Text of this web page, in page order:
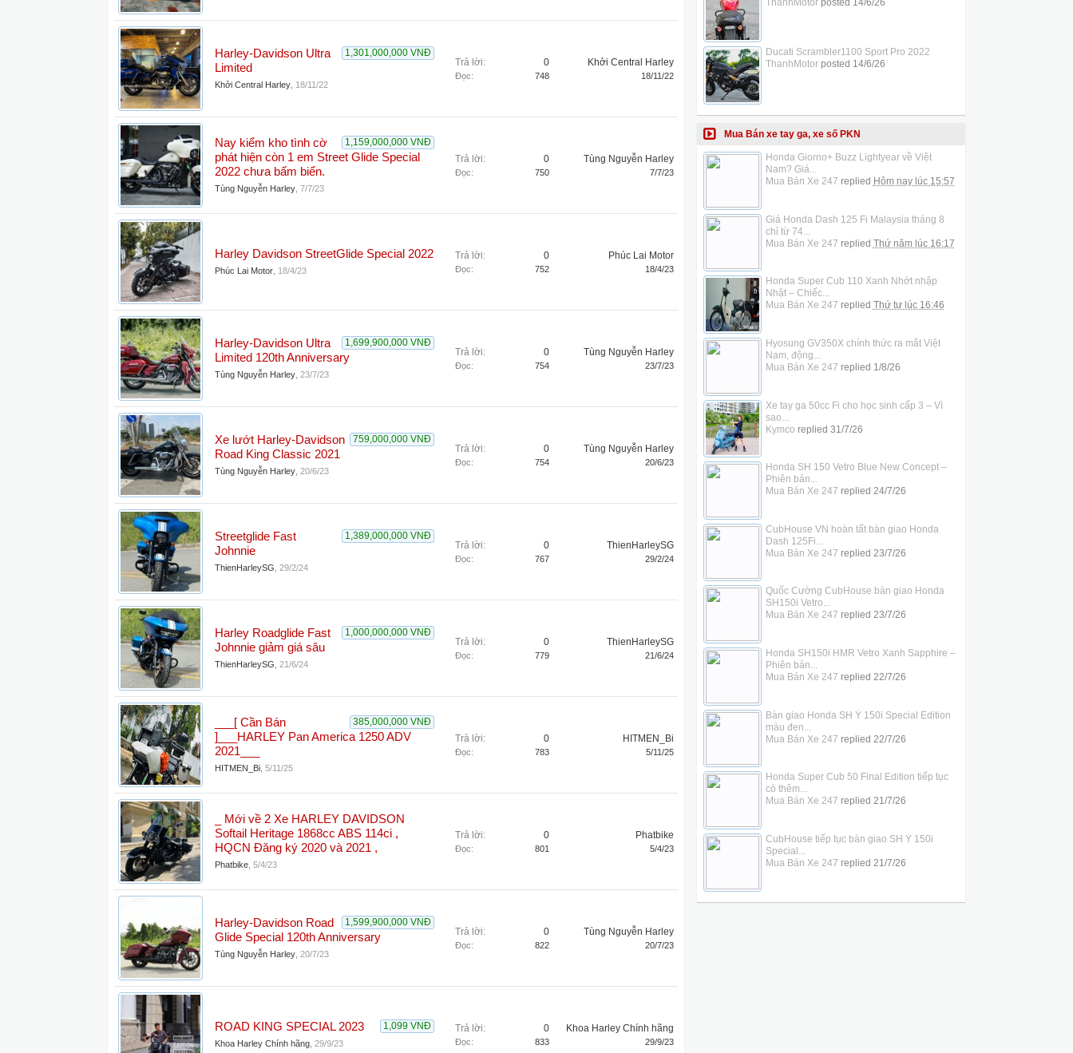
1,301,000,000 VNĐ
Harley-Davidson Ultra
Limited
Khởi Central Harley 18/11/22
Trả lời: 0
Đọc: 748
Khởi Central Harley
18/11/22
1,159,000,000 VNĐ
Nay kiểm kho tình cờ
phát hiện còn 1 em Street Glide Special
2022 chưa bấm biển.
Tùng Nguyễn Harley 7/7/23
Trả lời: 0
Đọc: 750
Tùng Nguyễn Harley
7/7/23
Harley Davidson StreetGlide Special 2022
Phúc Lai Motor 18/4/23
Trả lời: 0
Đọc: 752
Phúc Lai Motor
18/4/23
1,699,900,000 VNĐ
Harley-Davidson Ultra
Limited 120th Anniversary
Tùng Nguyễn Harley 23/7/23
Trả lời: 0
Đọc: 754
Tùng Nguyễn Harley
23/7/23
759,000,000 VNĐ
Xe lướt Harley-Davidson
Road King Classic 2021
Tùng Nguyễn Harley 20/6/23
Trả lời: 0
Đọc: 754
Tùng Nguyễn Harley
20/6/23
1,389,000,000 VNĐ
Streetglide Fast
Johnnie
ThienHarleySG 29/2/24
Trả lời: 0
Đọc: 767
ThienHarleySG
29/2/24
1,000,000,000 VNĐ
Harley Roadglide Fast
Johnnie giảm giá sâu
ThienHarleySG 21/6/24
Trả lời: 0
Đọc: 779
ThienHarleySG
21/6/24
385,000,000 VNĐ
___[ Cần Bán
]___HARLEY Pan America 1250 ADV
2021___
HITMEN_Bi 5/11/25
Trả lời: 0
Đọc: 783
HITMEN_Bi
5/11/25
_ Mới về 2 Xe HARLEY DAVIDSON
Softail Heritage 1868cc ABS 114ci ,
HQCN Đăng ký 2020 và 2021 ,
Phatbike 5/4/23
Trả lời: 0
Đọc: 801
Phatbike
5/4/23
1,599,900,000 VNĐ
Harley-Davidson Road
Glide Special 120th Anniversary
Tùng Nguyễn Harley 20/7/23
Trả lời: 0
Đọc: 822
Tùng Nguyễn Harley
20/7/23
1,099 VNĐ
ROAD KING SPECIAL 2023
Khoa Harley Chính hãng 29/9/23
Trả lời: 0
Đọc: 833
Khoa Harley Chính hãng
29/9/23
Ducati Scrambler1100 Sport Pro 2022
ThanhMotorposted 14/6/26
Mua Bán xe tay ga, xe số PKN
Honda Giorno+ Buzz Lightyear về Việt
Nam? Giá...
Mua Bán Xe 247 replied Hôm nay lúc 15:57
Giá Honda Dash 125 Fi Malaysia tháng 8
chỉ từ 74...
Mua Bán Xe 247 replied Thứ năm lúc 16:17
Honda Super Cub 110 Xanh Nhớt nhập
Nhật – Chiếc...
Mua Bán Xe 247 replied Thứ tư lúc 16:46
Hyosung GV350X chính thức ra mắt Việt
Nam, động...
Mua Bán Xe 247 replied 1/8/26
Xe tay ga 50cc Fi cho học sinh cấp 3 – Vì
sao...
Kymco replied 31/7/26
Honda SH 150 Vetro Blue New Concept –
Phiên bản...
Mua Bán Xe 247 replied 24/7/26
CubHouse VN hoàn tất bàn giao Honda
Dash 125Fi...
Mua Bán Xe 247 replied 23/7/26
Quốc Cường CubHouse bàn giao Honda
SH150i Vetro...
Mua Bán Xe 247 replied 23/7/26
Honda SH150i HMR Vetro Xanh Sapphire –
Phiên bản...
Mua Bán Xe 247 replied 22/7/26
Bàn giao Honda SH Ý 150i Special Edition
màu đen...
Mua Bán Xe 247 replied 22/7/26
Honda Super Cub 50 Final Edition tiếp tục
có thêm...
Mua Bán Xe 247 replied 21/7/26
CubHouse tiếp tục bàn giao SH Ý 150i
Special...
Mua Bán Xe 247 replied 21/7/26